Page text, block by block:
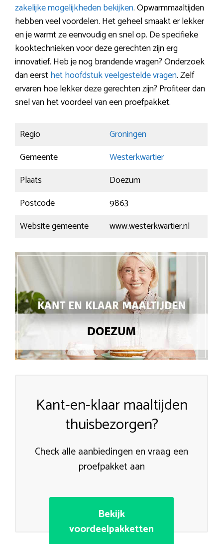
zakelijke mogelijkheden bekijken. Opwarmmaaltijden
hebben veel voordelen. Het geheel smaakt er lekker
en je warmt ze eenvoudig en snel op. De specifieke
kooktechnieken voor deze gerechten zijn erg
innovatief. Heb je nog brandende vragen? Onderzoek
dan eersthet hoofdstuk veelgestelde vragen. Zelf
ervaren hoe lekker deze gerechten zijn? Profiteer dan
snel van het voordeel van een proefpakket.
Regio
Groningen
Gemeente
Westerkwartier
Plaats
Doezum
Postcode
9863
Website gemeente
www.westerkwartier.nl
Kant-en-klaar maaltijden
thuisbezorgen?
Check alle aanbiedingen en vraag een
proefpakket aan
Bekijk
voordeelpakketten